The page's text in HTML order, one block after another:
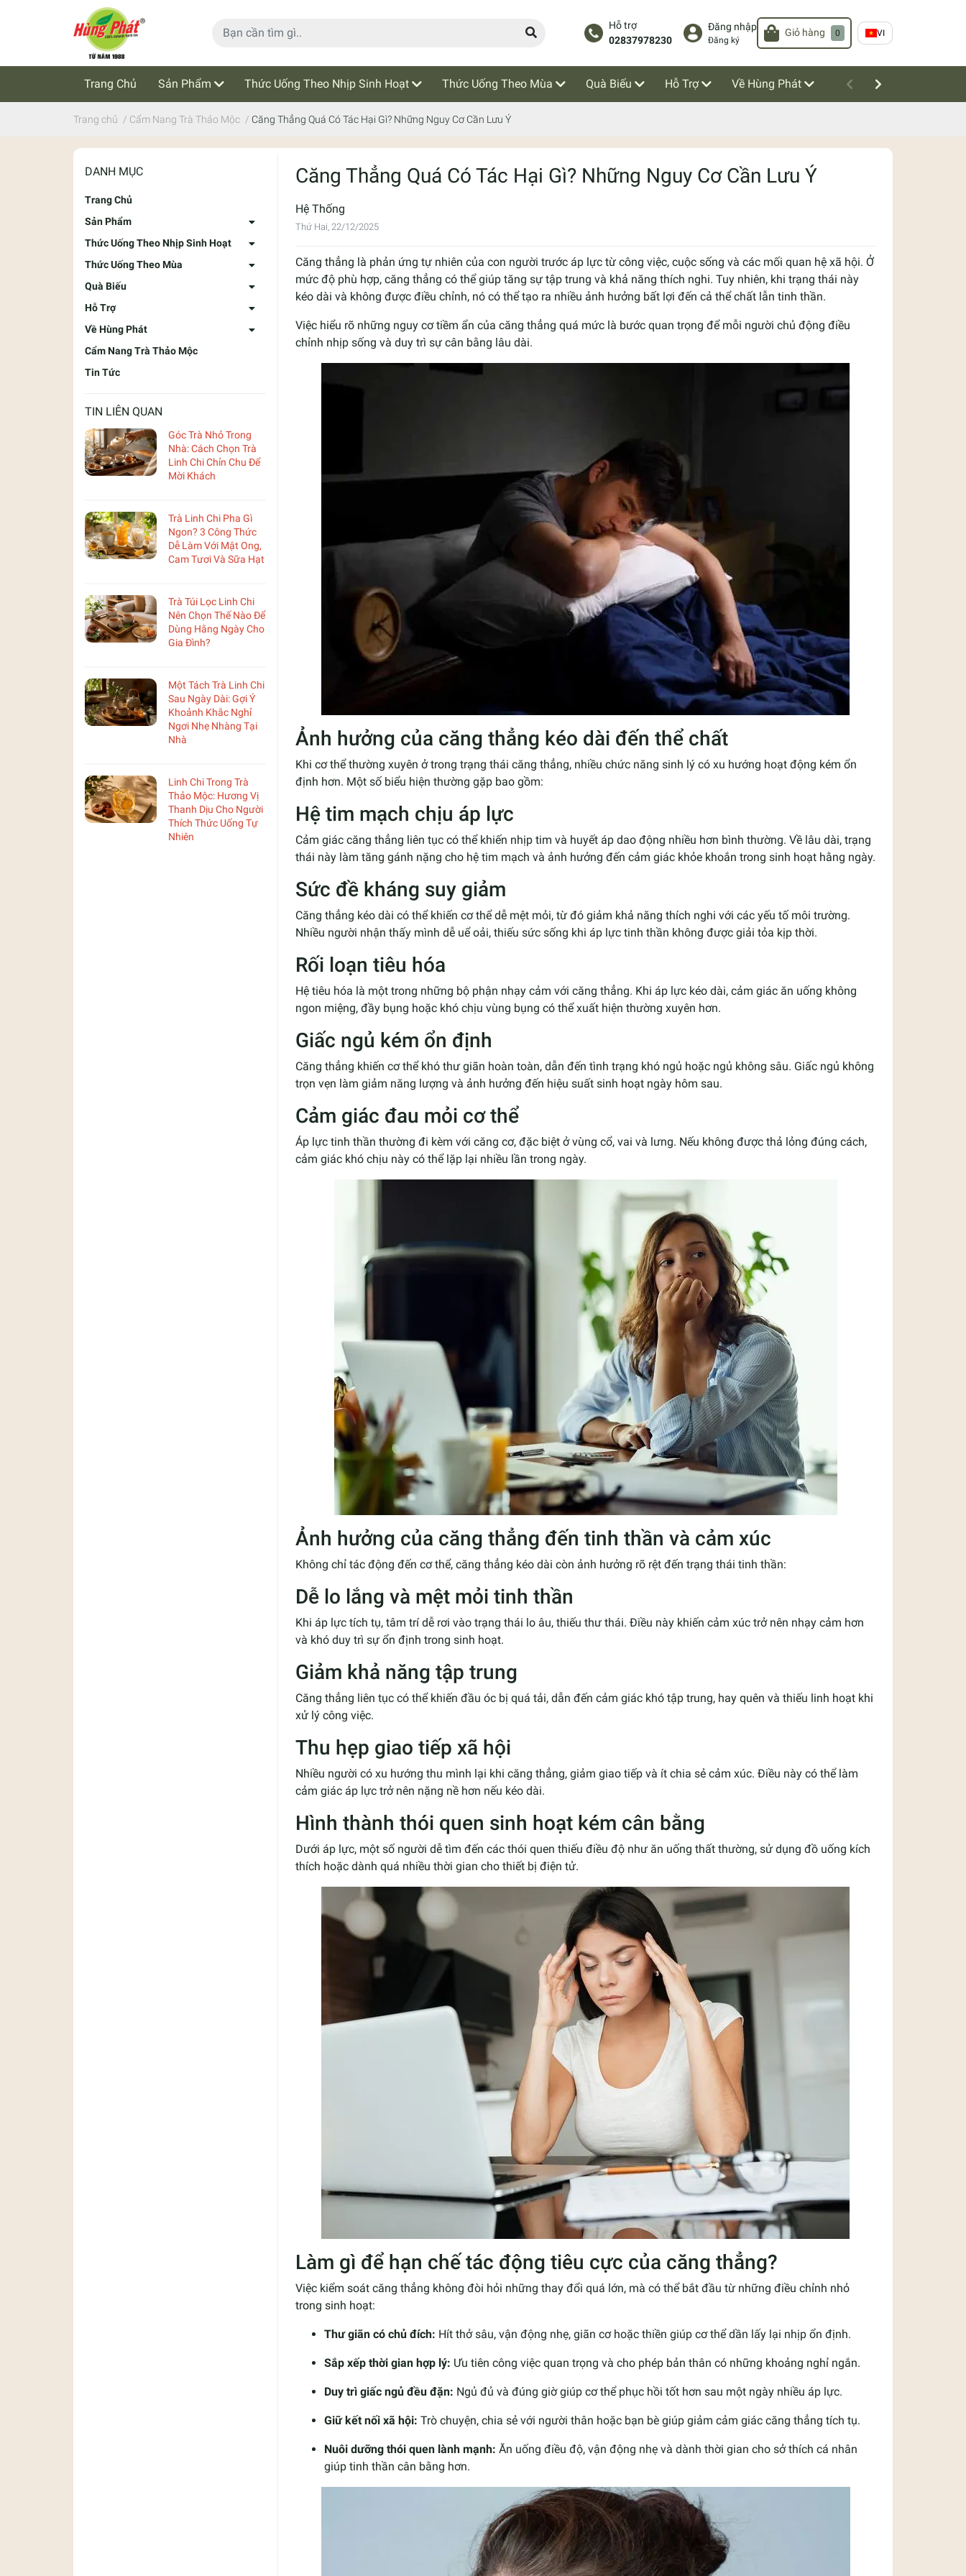
Hỗ trợ
02837978230
Đăng nhập
Đăng ký
Giỏ hàng 0 VI
Trang Chủ Sản Phẩm Thức Uống Theo Nhịp Sinh Hoạt Thức Uống Theo Mùa Quà Biếu Hỗ Trợ Về Hùng Phát
Cẩm Nang Trà Thảo Mộc Tin Tức
Trang chủ / Cẩm Nang Trà Thảo Mộc / Căng Thẳng Quá Có Tác Hại Gì? Những Nguy Cơ Cần Lưu Ý
DANH MỤC
Trang Chủ
Sản Phẩm
Thức Uống Theo Nhịp Sinh Hoạt
Thức Uống Theo Mùa
Quà Biếu
Hỗ Trợ
Về Hùng Phát
Cẩm Nang Trà Thảo Mộc
Tin Tức
TIN LIÊN QUAN
Góc Trà Nhỏ Trong
Nhà: Cách Chọn Trà
Linh Chi Chỉn Chu Để
Mời Khách
Trà Linh Chi Pha Gì
Ngon? 3 Công Thức
Dễ Làm Với Mật Ong,
Cam Tươi Và Sữa Hạt
Trà Túi Lọc Linh Chi
Nên Chọn Thế Nào Để
Dùng Hằng Ngày Cho
Gia Đình?
Một Tách Trà Linh Chi
Sau Ngày Dài: Gợi Ý
Khoảnh Khắc Nghỉ
Ngơi Nhẹ Nhàng Tại
Nhà
Linh Chi Trong Trà
Thảo Mộc: Hương Vị
Thanh Dịu Cho Người
Thích Thức Uống Tự
Nhiên
Căng Thẳng Quá Có Tác Hại Gì? Những Nguy Cơ Cần Lưu Ý
Hệ Thống
Thứ Hai, 22/12/2025
Căng thẳng là phản ứng tự nhiên của con người trước áp lực từ công việc, cuộc sống và các mối quan hệ xã hội. Ở
mức độ phù hợp, căng thẳng có thể giúp tăng sự tập trung và khả năng thích nghi. Tuy nhiên, khi trạng thái này
kéo dài và không được điều chỉnh, nó có thể tạo ra nhiều ảnh hưởng bất lợi đến cả thể chất lẫn tinh thần.
Việc hiểu rõ những nguy cơ tiềm ẩn của căng thẳng quá mức là bước quan trọng để mỗi người chủ động điều
chỉnh nhịp sống và duy trì sự cân bằng lâu dài.
Ảnh hưởng của căng thẳng kéo dài đến thể chất
Khi cơ thể thường xuyên ở trong trạng thái căng thẳng, nhiều chức năng sinh lý có xu hướng hoạt động kém ổn
định hơn. Một số biểu hiện thường gặp bao gồm:
Hệ tim mạch chịu áp lực
Cảm giác căng thẳng liên tục có thể khiến nhịp tim và huyết áp dao động nhiều hơn bình thường. Về lâu dài, trạng
thái này làm tăng gánh nặng cho hệ tim mạch và ảnh hưởng đến cảm giác khỏe khoắn trong sinh hoạt hằng ngày.
Sức đề kháng suy giảm
Căng thẳng kéo dài có thể khiến cơ thể dễ mệt mỏi, từ đó giảm khả năng thích nghi với các yếu tố môi trường.
Nhiều người nhận thấy mình dễ uể oải, thiếu sức sống khi áp lực tinh thần không được giải tỏa kịp thời.
Rối loạn tiêu hóa
Hệ tiêu hóa là một trong những bộ phận nhạy cảm với căng thẳng. Khi áp lực kéo dài, cảm giác ăn uống không
ngon miệng, đầy bụng hoặc khó chịu vùng bụng có thể xuất hiện thường xuyên hơn.
Giấc ngủ kém ổn định
Căng thẳng khiến cơ thể khó thư giãn hoàn toàn, dẫn đến tình trạng khó ngủ hoặc ngủ không sâu. Giấc ngủ không
trọn vẹn làm giảm năng lượng và ảnh hưởng đến hiệu suất sinh hoạt ngày hôm sau.
Cảm giác đau mỏi cơ thể
Áp lực tinh thần thường đi kèm với căng cơ, đặc biệt ở vùng cổ, vai và lưng. Nếu không được thả lỏng đúng cách,
cảm giác khó chịu này có thể lặp lại nhiều lần trong ngày.
Ảnh hưởng của căng thẳng đến tinh thần và cảm xúc
Không chỉ tác động đến cơ thể, căng thẳng kéo dài còn ảnh hưởng rõ rệt đến trạng thái tinh thần:
Dễ lo lắng và mệt mỏi tinh thần
Khi áp lực tích tụ, tâm trí dễ rơi vào trạng thái lo âu, thiếu thư thái. Điều này khiến cảm xúc trở nên nhạy cảm hơn
và khó duy trì sự ổn định trong sinh hoạt.
Giảm khả năng tập trung
Căng thẳng liên tục có thể khiến đầu óc bị quá tải, dẫn đến cảm giác khó tập trung, hay quên và thiếu linh hoạt khi
xử lý công việc.
Thu hẹp giao tiếp xã hội
Nhiều người có xu hướng thu mình lại khi căng thẳng, giảm giao tiếp và ít chia sẻ cảm xúc. Điều này có thể làm
cảm giác áp lực trở nên nặng nề hơn nếu kéo dài.
Hình thành thói quen sinh hoạt kém cân bằng
Dưới áp lực, một số người dễ tìm đến các thói quen thiếu điều độ như ăn uống thất thường, sử dụng đồ uống kích
thích hoặc dành quá nhiều thời gian cho thiết bị điện tử.
Làm gì để hạn chế tác động tiêu cực của căng thẳng?
Việc kiểm soát căng thẳng không đòi hỏi những thay đổi quá lớn, mà có thể bắt đầu từ những điều chỉnh nhỏ
trong sinh hoạt:
Thư giãn có chủ đích: Hít thở sâu, vận động nhẹ, giãn cơ hoặc thiền giúp cơ thể dần lấy lại nhịp ổn định.
Sắp xếp thời gian hợp lý: Ưu tiên công việc quan trọng và cho phép bản thân có những khoảng nghỉ ngắn.
Duy trì giấc ngủ đều đặn: Ngủ đủ và đúng giờ giúp cơ thể phục hồi tốt hơn sau một ngày nhiều áp lực.
Giữ kết nối xã hội: Trò chuyện, chia sẻ với người thân hoặc bạn bè giúp giảm cảm giác căng thẳng tích tụ.
Nuôi dưỡng thói quen lành mạnh: Ăn uống điều độ, vận động nhẹ và dành thời gian cho sở thích cá nhân
giúp tinh thần cân bằng hơn.